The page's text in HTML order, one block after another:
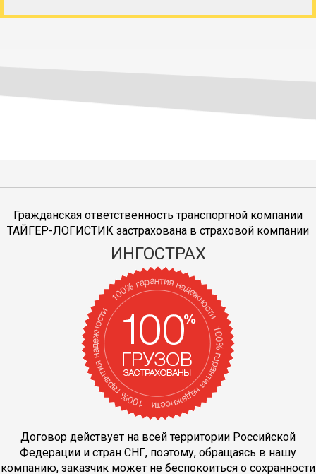
Гражданская ответственность транспортной компании
ТАЙГЕР-ЛОГИСТИК застрахована в страховой компании
ИНГОСТРАХ
Договор действует на всей территории Российской
Федерации и стран СНГ, поэтому, обращаясь в нашу
компанию, заказчик может не беспокоиться о сохранности